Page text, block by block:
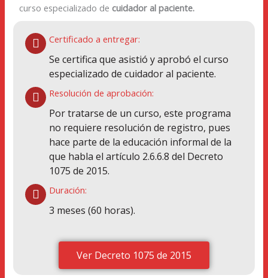
curso especializado de cuidador al paciente.
Certificado a entregar:
Se certifica que asistió y aprobó el curso
especializado de cuidador al paciente.
Resolución de aprobación:
Por tratarse de un curso, este programa
no requiere resolución de registro, pues
hace parte de la educación informal de la
que habla el artículo 2.6.6.8 del Decreto
1075 de 2015.
Duración:
3 meses (60 horas).
Ver Decreto 1075 de 2015